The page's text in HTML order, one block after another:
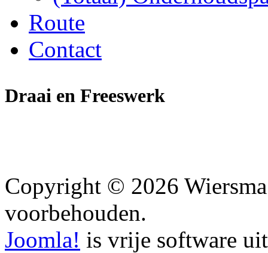
Route
Contact
Draai en Freeswerk
Copyright © 2026
voorbehouden.
Joomla! is vrije software